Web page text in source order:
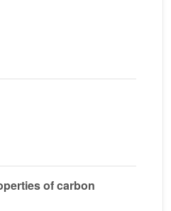
of carbon